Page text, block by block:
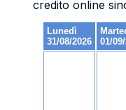
credito online